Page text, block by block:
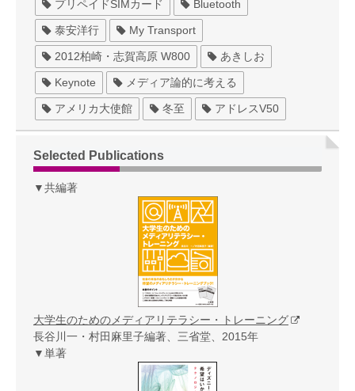
プリペイドSIMカード Bluetooth
泰安洋行 My Transport
2012柏崎・志賀高原 W800 あきしお
Keynote メディア論的に考える
アメリカ大使館 冬至 アドレスV50
Selected Publications
▼共編著
大学生のためのメディアリテラシー・トレーニング
長谷川一・村田麻里子編著、三省堂、2015年
▼単著